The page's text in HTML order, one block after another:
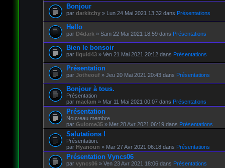
Bonjour
par darkitchy» Lun 24 Mai 2021 13:32 dans Présentations
Hello
par D4dark» Sam 22 Mai 2021 18:59 dans Présentations
Bien le bonsoir
par liquid43» Ven 21 Mai 2021 20:12 dans Présentations
Présentation
par Jotheouf» Jeu 20 Mai 2021 20:43 dans Présentations
Bonjour à tous.
Présentation
par maclam » Mar 11 Mai 2021 00:07 dans Présentations
Présentation
Nouveau membre
par Guiome35» Mer 28 Avr 2021 06:19 dans Présentations
Salutations !
Présentation.
par Hyanoun » Mar 27 Avr 2021 06:18 dans Présentations
Présentation Vyncs06
par vyncs06» Ven 23 Avr 2021 18:06 dans Présentations